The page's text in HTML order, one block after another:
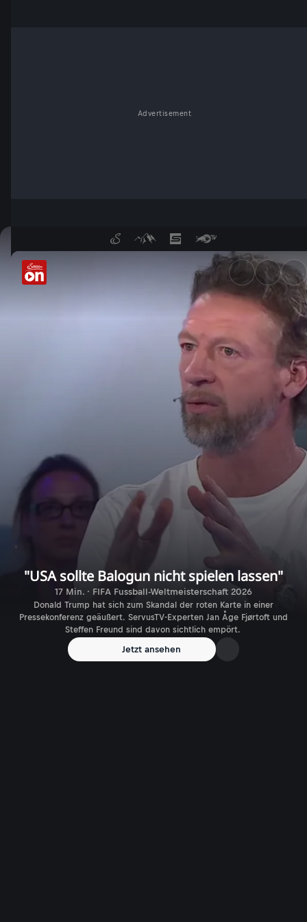
Advertisement
Jan Åge Fjørtoft und Steffen
"USA sollte Balogun nicht spielen lassen"
17 Min. · FIFA Fussball-Weltmeisterschaft 2026
Donald Trump hat sich zum Skandal der roten Karte in einer
Pressekonferenz geäußert. ServusTV-Experten Jan Åge Fjørtoft und
Steffen Freund sind davon sichtlich empört.
Jetzt ansehen